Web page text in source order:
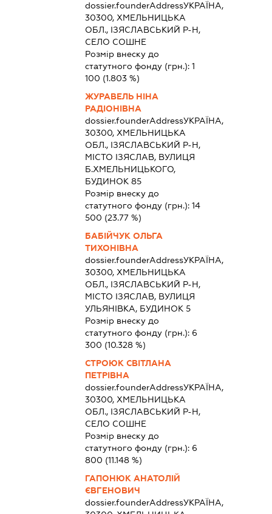
dossier.founderAddressУКРАЇНА,
30300, ХМЕЛЬНИЦЬКА
ОБЛ., ІЗЯСЛАВСЬКИЙ Р-Н,
СЕЛО СОШНЕ
Розмір внеску до
статутного фонду (грн.): 1
100 (1.803 %)
ЖУРАВЕЛЬ НІНА
РАДІОНІВНА
dossier.founderAddressУКРАЇНА,
30300, ХМЕЛЬНИЦЬКА
ОБЛ., ІЗЯСЛАВСЬКИЙ Р-Н,
МІСТО ІЗЯСЛАВ, ВУЛИЦЯ
Б.ХМЕЛЬНИЦЬКОГО,
БУДИНОК 85
Розмір внеску до
статутного фонду (грн.): 14
500 (23.77 %)
БАБІЙЧУК ОЛЬГА
ТИХОНІВНА
dossier.founderAddressУКРАЇНА,
30300, ХМЕЛЬНИЦЬКА
ОБЛ., ІЗЯСЛАВСЬКИЙ Р-Н,
МІСТО ІЗЯСЛАВ, ВУЛИЦЯ
УЛЬЯНІВКА, БУДИНОК 5
Розмір внеску до
статутного фонду (грн.): 6
300 (10.328 %)
СТРОЮК СВІТЛАНА
ПЕТРІВНА
dossier.founderAddressУКРАЇНА,
30300, ХМЕЛЬНИЦЬКА
ОБЛ., ІЗЯСЛАВСЬКИЙ Р-Н,
СЕЛО СОШНЕ
Розмір внеску до
статутного фонду (грн.): 6
800 (11.148 %)
ГАПОНЮК АНАТОЛІЙ
ЄВГЕНОВИЧ
dossier.founderAddressУКРАЇНА,